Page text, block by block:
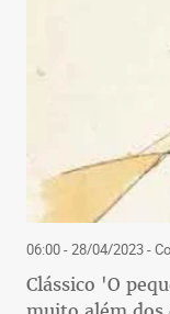
06:00 - 28/04/2023-
Clássico 'O